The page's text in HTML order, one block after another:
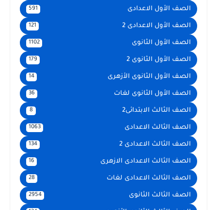
الصف الأول الاعدادى 591
الصف الأول الاعدادى 2 121
الصف الأول الثانوى 1102
الصف الأول الثانوى 2 179
الصف الأول الثانوى الأزهرى 14
الصف الأول الثانوى لغات 36
الصف الثالث الابتدائى2 8
الصف الثالث الاعدادى 1063
الصف الثالث الاعدادى 2 134
الصف الثالث الاعدادى الازهرى 16
الصف الثالث الاعدادى لغات 28
الصف الثالث الثانوى 2954